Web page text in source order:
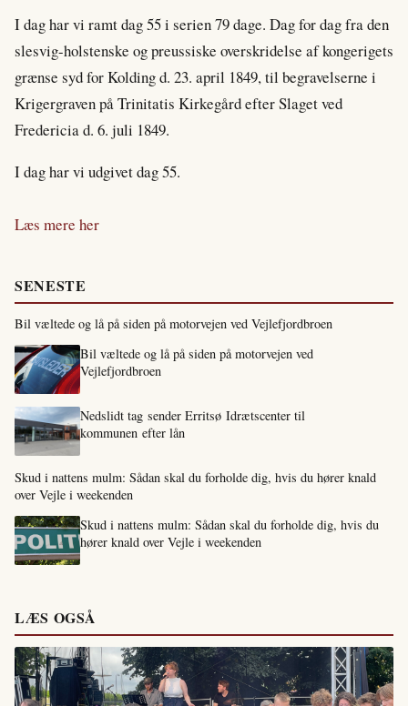
I dag har vi ramt dag 55 i serien 79 dage. Dag for dag fra den
slesvig-holstenske og preussiske overskridelse af kongerigets
grænse syd for Kolding d. 23. april 1849, til begravelserne i
Krigergraven på Trinitatis Kirkegård efter Slaget ved
Fredericia d. 6. juli 1849.
I dag har vi udgivet dag 55.
Læs mere her
SENESTE
Bil væltede og lå på siden på motorvejen ved Vejlefjordbroen
Bil væltede og lå på siden på motorvejen ved
Vejlefjordbroen
Nedslidt tag sender Erritsø Idrætscenter til
kommunen efter lån
Skud i nattens mulm: Sådan skal du forholde dig, hvis du hører knald
over Vejle i weekenden
Skud i nattens mulm: Sådan skal du forholde dig, hvis du
hører knald over Vejle i weekenden
LÆS OGSÅ